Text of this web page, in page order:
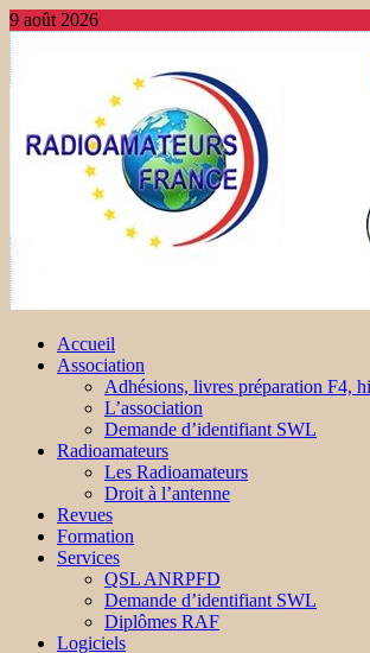
9 août 2026
Accueil
Association
Adhésions, livres préparation F4,
L’association
Demande d’identifiant SWL
Radioamateurs
Les Radioamateurs
Droit à l’antenne
Revues
Formation
Services
QSL ANRPFD
Demande d’identifiant SWL
Diplômes RAF
Logiciels